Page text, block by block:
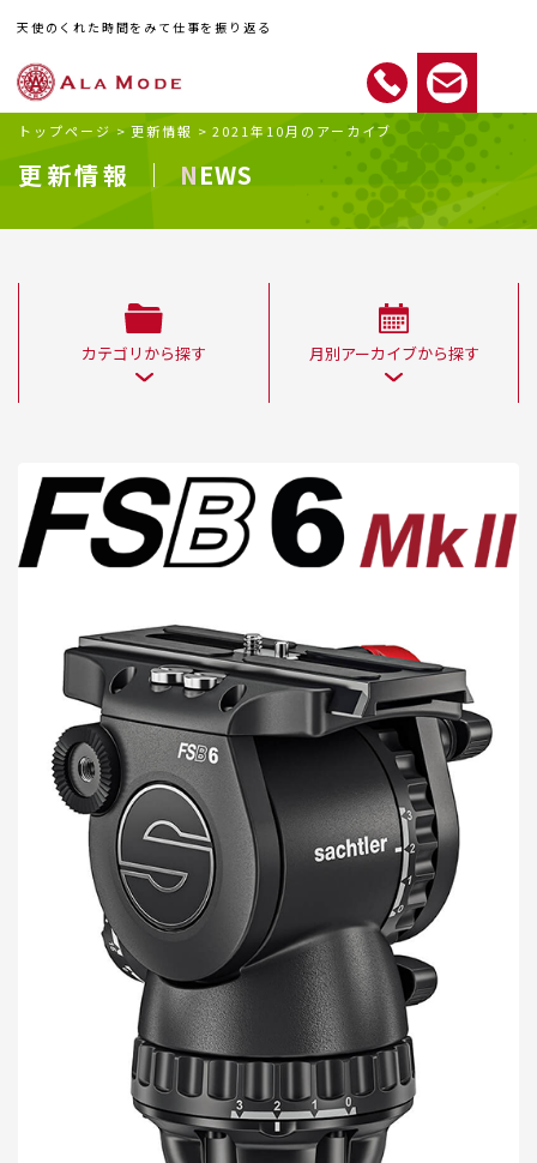
天使のくれた時間をみて仕事を振り返る
トップページ > 更新情報 > 2021年10月のアーカイブ
更新情報 ｜ NEWS
カテゴリから探す 月別アーカイブから探す